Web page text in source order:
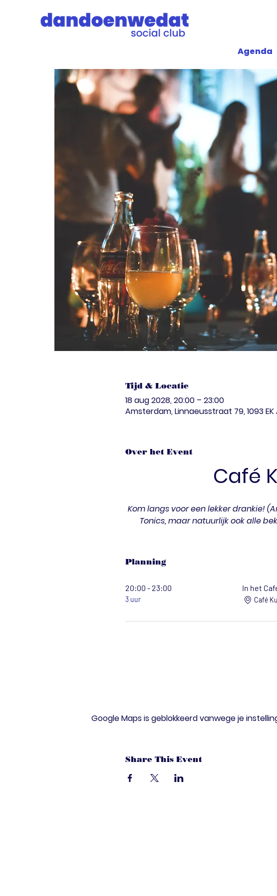
Agenda
Tijd & Locatie
18 aug 2028, 20:00 – 23:00
Amsterdam, Linnaeusstraat 79, 1093
Over het Event
Café
Kom langs voor een lekker drankie!
Tonics, maar natuurlijk ook alle
Planning
20:00 - 23:00
3 uur
In het
Café
Google Maps is geblokkeerd vanwege je
Share This Event